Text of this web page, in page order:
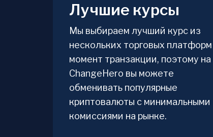
Лучшие курсы
Мы выбираем лучший курс из
нескольких торговых платформ
момент транзакции, поэтому на
ChangeHero вы можете
обменивать популярные
криптовалюты с минимальными
комиссиями на рынке.